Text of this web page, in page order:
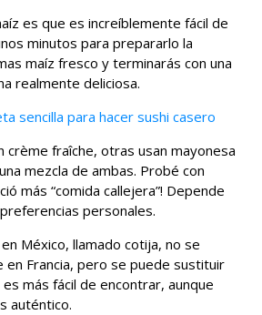
es que es increíblemente fácil de
minutos para prepararlo la
maíz fresco y terminarás con una
realmente deliciosa.
sencilla para hacer sushi casero
crème fraîche, otras usan mayonesa
mezcla de ambas. Probé con
más “comida callejera”! Depende
personales.
México, llamado cotija, no se
en Francia, pero se puede sustituir
más fácil de encontrar, aunque
auténtico.